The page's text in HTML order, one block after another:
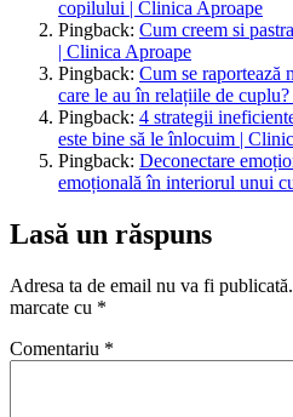
copilului | Clinica Aproape
Pingback: Cum creem si
| Clinica Aproape
Pingback: Cum se raportează
care le au în relațiile de
Pingback: 4 strategii
este bine să le înlocuim |
Pingback: Deconectare
emoțională în interiorul unui
Lasă un răspuns
Adresa ta de email nu va fi publicată.
marcate cu *
Comentariu *